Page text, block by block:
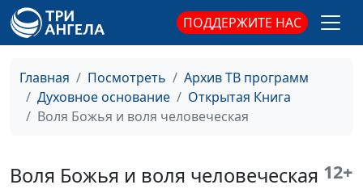
ПОДДЕРЖИТЕ НАС
Главная Посмотреть
Архив ТВ программ
Духовное основание
Открытая Книга
Воля Божья и воля человеческая
Воля Божья и воля человеческая 12+
священнослужитель
В ожидании Второго
Пришествия
Юлия Синицына,
Сергей Негусев,
священнослужитель
Когда будет Второе
Юлия Синицына,